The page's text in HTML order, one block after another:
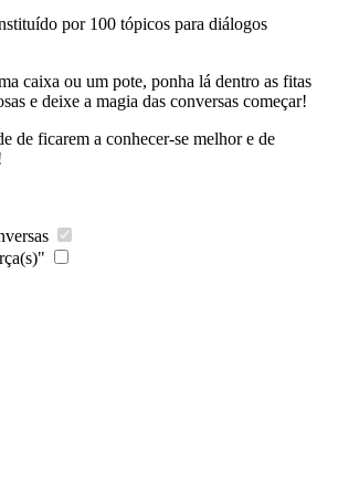
por 100 tópicos para diálogos
caixa ou um pote, ponha lá dentro as fitas
e deixe a magia das conversas começar!
de ficarem a conhecer-se melhor e de